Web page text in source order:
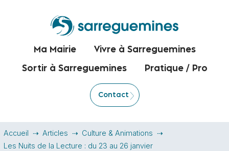
Ma Mairie Vivre à Sarreguemines
Sortir à Sarreguemines Pratique / Pro
Contact
Accueil Articles
Culture & Animations
Les Nuits de la Lecture : du 23 au 26 janvier